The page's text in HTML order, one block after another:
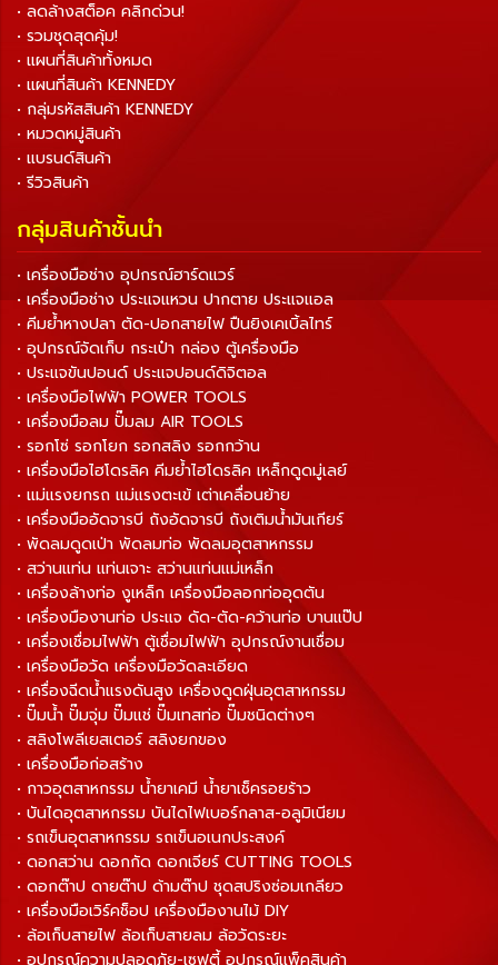
• ลดล้างสต็อค คลิกด่วน!
• รวมชุดสุดคุ้ม!
• แผนที่สินค้าทั้งหมด
• แผนที่สินค้า KENNEDY
• กลุ่มรหัสสินค้า KENNEDY
• หมวดหมู่สินค้า
• แบรนด์สินค้า
• รีวิวสินค้า
กลุ่มสินค้าชั้นนำ
• เครื่องมือช่าง อุปกรณ์ฮาร์ดแวร์
• เครื่องมือช่าง ประแจแหวน ปากตาย ประแจแอล
• คีมย้ำหางปลา ตัด-ปอกสายไฟ ปืนยิงเคเบิ้ลไทร์
• อุปกรณ์จัดเก็บ กระเป๋า กล่อง ตู้เครื่องมือ
• ประแจขันปอนด์ ประแจปอนด์ดิจิตอล
• เครื่องมือไฟฟ้า POWER TOOLS
• เครื่องมือลม ปั๊มลม AIR TOOLS
• รอกโซ่ รอกโยก รอกสลิง รอกกว้าน
• เครื่องมือไฮโดรลิค คีมย้ำไฮโดรลิค เหล็กดูดมู่เลย์
• แม่แรงยกรถ แม่แรงตะเข้ เต่าเคลื่อนย้าย
• เครื่องมืออัดจารบี ถังอัดจารบี ถังเติมน้ำมันเกียร์
• พัดลมดูดเป่า พัดลมท่อ พัดลมอุตสาหกรรม
• สว่านแท่น แท่นเจาะ สว่านแท่นแม่เหล็ก
• เครื่องล้างท่อ งูเหล็ก เครื่องมือลอกท่ออุดตัน
• เครื่องมืองานท่อ ประแจ ดัด-ตัด-คว้านท่อ บานแป๊ป
• เครื่องเชื่อมไฟฟ้า ตู้เชื่อมไฟฟ้า อุปกรณ์งานเชื่อม
• เครื่องมือวัด เครื่องมือวัดละเอียด
• เครื่องฉีดน้ำแรงดันสูง เครื่องดูดฝุ่นอุตสาหกรรม
• ปั๊มน้ำ ปั๊มจุ่ม ปั๊มแช่ ปั๊มเทสท่อ ปั๊มชนิดต่างๆ
• สลิงโพลีเยสเตอร์ สลิงยกของ
• เครื่องมือก่อสร้าง
• กาวอุตสาหกรรม น้ำยาเคมี น้ำยาเช็ครอยร้าว
• บันไดอุตสาหกรรม บันไดไฟเบอร์กลาส-อลูมิเนียม
• รถเข็นอุตสาหกรรม รถเข็นอเนกประสงค์
• ดอกสว่าน ดอกกัด ดอกเจียร์ CUTTING TOOLS
• ดอกต๊าป ดายต๊าป ด้ามต๊าป ชุดสปริงซ่อมเกลียว
• เครื่องมือเวิร์คช็อป เครื่องมืองานไม้ DIY
• ล้อเก็บสายไฟ ล้อเก็บสายลม ล้อวัดระยะ